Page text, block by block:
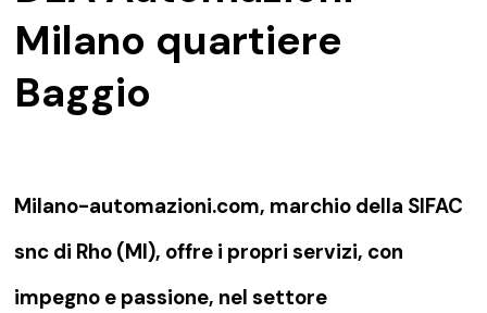
Milano quartiere
Baggio
Milano-automazioni.com, marchio della SIFAC
snc di Rho (MI), offre i propri servizi, con
impegno e passione, nel settore